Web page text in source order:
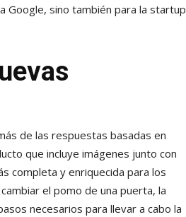
Google, sino también para la startup
de las respuestas basadas en
que incluye imágenes junto con
completa y enriquecida para los
el pomo de una puerta, la
necesarios para llevar a cabo la